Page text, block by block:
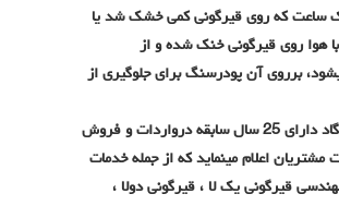
ساعت که روی قیرگونی کمی خشک شد یا
با هوا روی قیرگونی خنک شده و از
برروی آن پودرسنگ برای جلوگیری از
شرکت تهران پاسارگاد دارای 25 سال سابقه درواردات و فروش
مشتریان اعلام مینماید که از جمله خدمات
قیرگونی یک لا ، قیرگونی دولا ،